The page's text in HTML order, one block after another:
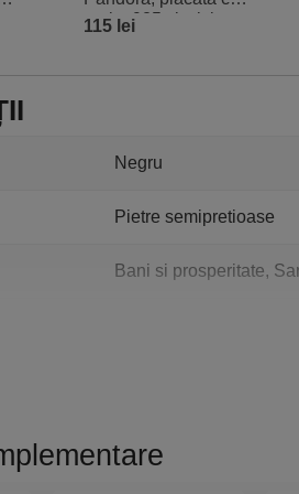
argint 925 si sticla
simboluri
115 lei
Negru
Pietre semipretioase
Bani si prosperitate,